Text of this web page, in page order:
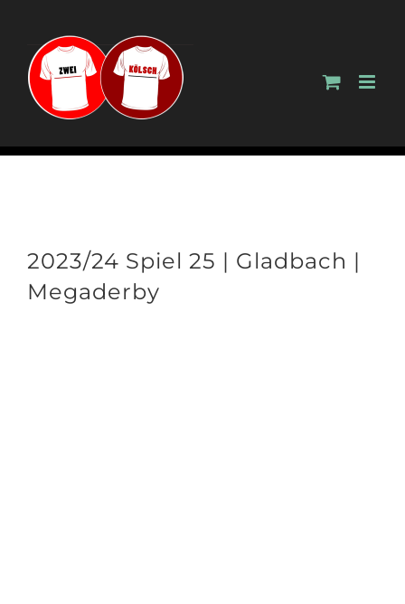
springen
2023/24 Spiel 25 | Gladbach |
Megaderby